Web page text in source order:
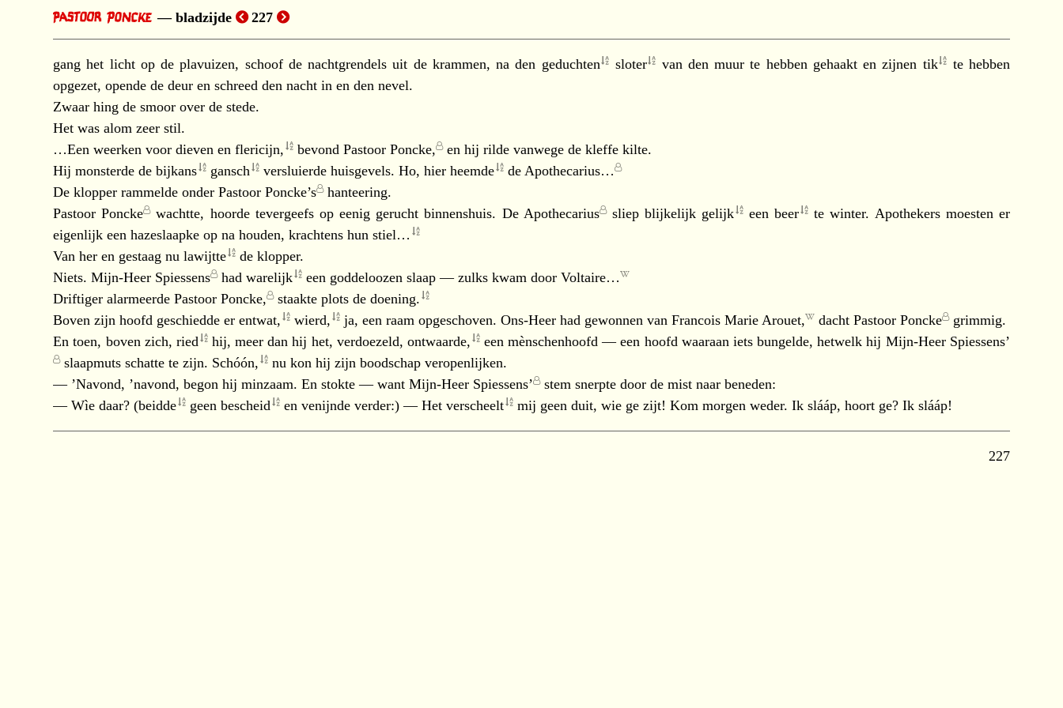
bladzijde 227
gang het licht op de plavuizen, schoof de nachtgrendels uit de krammen, na den geduchten sloter van den muur te hebben gehaakt en zijnen tik
te hebben
opgezet, opende de deur en schreed den nacht in en den nevel.
Zwaar hing de smoor over de stede.
Het was alom zeer stil.
…Een weerken voor dieven enflericijn, bevond Pastoor Poncke, en hij rilde vanwege de kleffe kilte.
Hij monsterde debijkans gansch versluierde huisgevels. Ho, hier heemde de Apothecarius…
De klopper rammelde onderPastoor Poncke’s hanteering.
Pastoor Poncke wachtte, hoorde tevergeefs op eenig gerucht binnenshuis. De Apothecarius sliep blijkelijk gelijk eenbeer
te winter. Apothekers moesten er
eigenlijk een hazeslaapke op na houden, krachtens hunstiel…
Van her en gestaag nulawijtte de klopper.
Niets.Mijn-Heer Spiessens hadwarelijk een goddeloozen slaap — zulks kwam door Voltaire…
Driftiger alarmeerdePastoor Poncke, staakte plots dedoening.
Boven zijn hoofd geschiedde erentwat, wierd, ja, een raam opgeschoven. Ons-Heer had gewonnen van Francois Marie Arouet, dacht Pastoor Poncke grimmig.
En toen, boven zich, ried hij, meer dan hij het, verdoezeld, ontwaarde, een mènschenhoofd — een hoofd waaraan iets bungelde, hetwelk hij Mijn-Heer Spiessens’
slaapmuts schatte te zijn. Schóón,
nu kon hij zijn boodschap veropenlijken.
— ’Navond, ’navond, begon hij minzaam. En stokte — wantMijn-Heer Spiessens’ stem snerpte door de mist naar beneden:
— Wìe daar? (beidde geen bescheid en venijnde verder:) — Het verscheelt mij geen duit, wie ge zijt! Kom morgen weder. Ik slááp, hoort ge? Ik slááp!
227